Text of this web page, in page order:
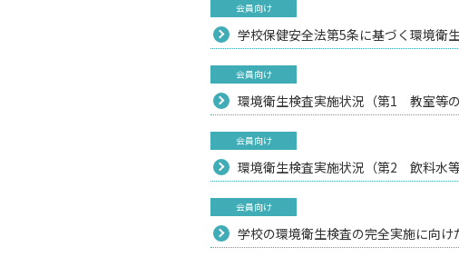
会員向け
学校保健安全法第5条に基づく環境衛
会員向け
環境衛生検査実施状況（第1 教室等
会員向け
環境衛生検査実施状況（第2 飲料水
会員向け
学校の環境衛生検査の完全実施に向け